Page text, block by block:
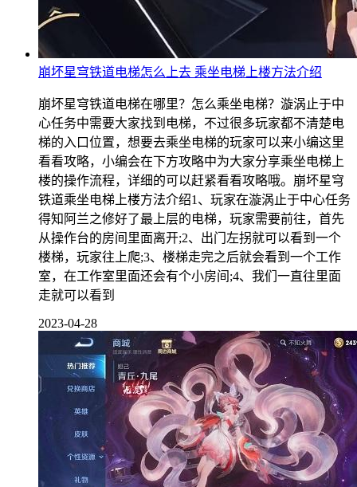
崩坏星穹铁道电梯怎么上去 乘坐电梯上楼方法介绍
崩坏星穹铁道电梯在哪里？怎么乘坐电梯？漩涡止于中
心任务中需要大家找到电梯，不过很多玩家都不清楚电
梯的入口位置，想要去乘坐电梯的玩家可以来小编这里
看看攻略，小编会在下方攻略中为大家分享乘坐电梯上
楼的操作流程，详细的可以赶紧看看攻略哦。崩坏星穹
铁道乘坐电梯上楼方法介绍1、玩家在漩涡止于中心任务
得知阿兰之修好了最上层的电梯，玩家需要前往，首先
从操作台的房间里面离开;2、出门左拐就可以看到一个
楼梯，玩家往上爬;3、楼梯走完之后就会看到一个工作
室，在工作室里面还会有个小房间;4、我们一直往里面
走就可以看到
2023-04-28